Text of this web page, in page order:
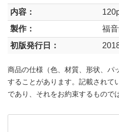
内容：
製作：
福
初版発行日：
商品の仕様（色、材質、形状、パ
することがあります。記載されて
であり、それをお約束するもので